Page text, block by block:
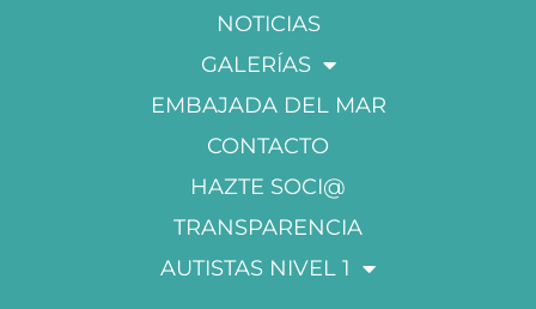
NOTICIAS
GALERÍAS
EMBAJADA DEL MAR
CONTACTO
HAZTE SOCI@
TRANSPARENCIA
AUTISTAS NIVEL 1